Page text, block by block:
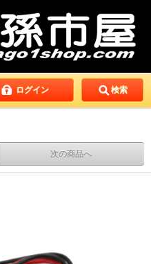
ログイン 検索
次の商品へ